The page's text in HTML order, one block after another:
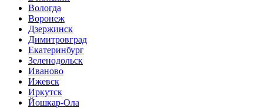
Вологда
Воронеж
Дзержинск
Димитровград
Екатеринбург
Зеленодольск
Иваново
Ижевск
Иркутск
Йошкар-Ола